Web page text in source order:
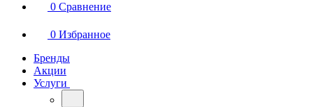
0 Сравнение
0 Избранное
Бренды
Акции
Услуги